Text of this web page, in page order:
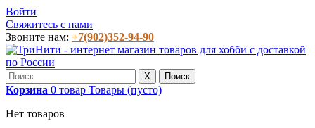
Войти
Свяжитесь с нами
Звоните нам: +7(902)352-94-90
X Поиск
Корзина 0 товар Товары (пусто)
Нет товаров